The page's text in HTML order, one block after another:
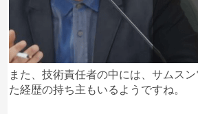
また、技術責任者の中には、サムス
た経歴の持ち主もいるようですね。